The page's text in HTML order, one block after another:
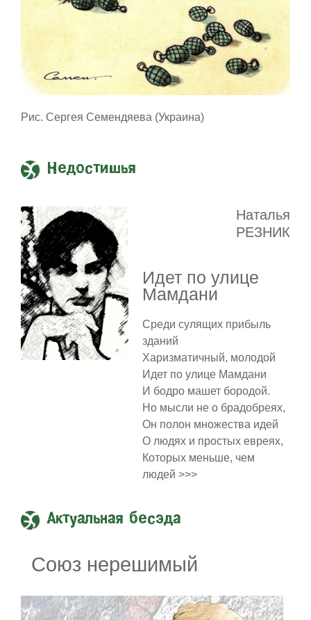
Рис. Сергея Семендяева (Украина)
Недостишья
Наталья
РЕЗНИК
Идет по улице
Мамдани
Среди сулящих прибыль
зданий
Харизматичный, молодой
Идет по улице Мамдани
И бодро машет бородой.
Но мысли не о брадобреях,
Он полон множества идей
О людях и простых евреях,
Которых меньше, чем
людей >>>
Актуальная бесэда
Союз нерешимый